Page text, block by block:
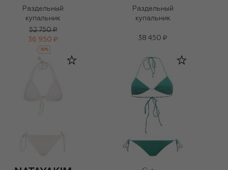
Раздельный
купальник
52 750 ₽
36 950 ₽
-30%
Раздельный
купальник
38 450 ₽